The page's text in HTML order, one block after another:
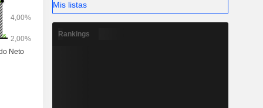
Mis listas
Rankings